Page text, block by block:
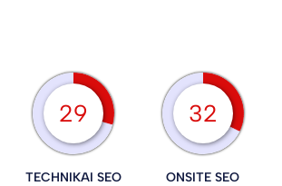
29
TECHNIKAI SEO
32
ONSITE SEO